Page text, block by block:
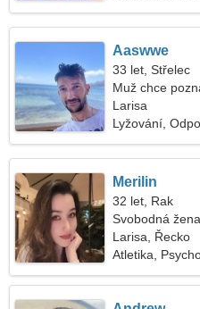
Aaswwe
33 let, Střelec
Muž chce
Larisa
Lyžování,
Merilin
32 let, Rak
Svobodná
Larisa, Řecko
Atletika,